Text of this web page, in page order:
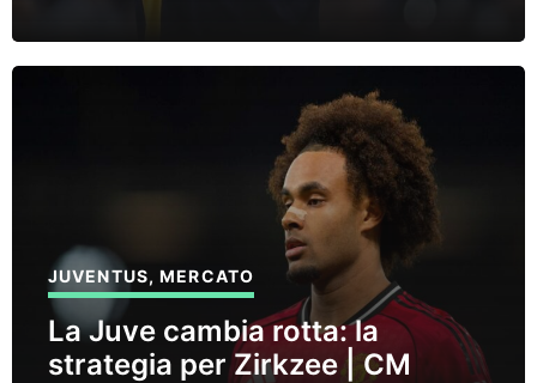
JUVENTUS,MERCATO
La Juve cambia rotta: la
strategia per Zirkzee | CM